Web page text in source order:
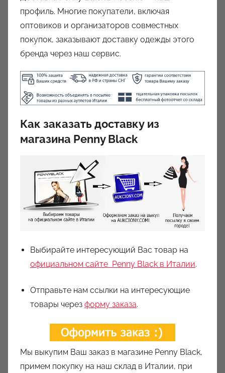
u
k
c
i
n
профиль. Многие покупатели, включая
оптовиков и организаторов совместных
покупок, заказывают доставку одежды этого
бренда через наш сервис.
Как заказать доставку из
магазина Penny Black
Выбирайте интересующий Вас товар на
официальном сайте Penny Black в Италии.
Отправьте нам ссылки на интересующие
товары через форму заказа.
Мы выкупим Ваш заказ в магазине Penny Black,
примем покупку на наш склад в Италии, при